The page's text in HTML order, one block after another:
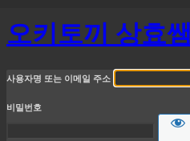
오키토끼 상효쌤
사용자명 또는 이메일 주소
비밀번호